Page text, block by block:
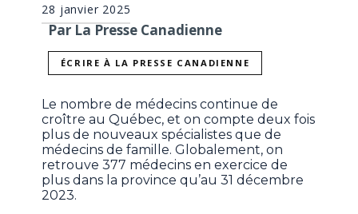
28 janvier 2025
Par La Presse Canadienne
ÉCRIRE À LA PRESSE CANADIENNE
Le nombre de médecins continue de
croître au Québec, et on compte deux fois
plus de nouveaux spécialistes que de
médecins de famille. Globalement, on
retrouve 377 médecins en exercice de
plus dans la province qu’au 31 décembre
2023.